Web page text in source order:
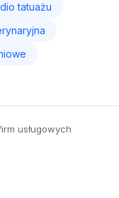
tatuażu
usługowych